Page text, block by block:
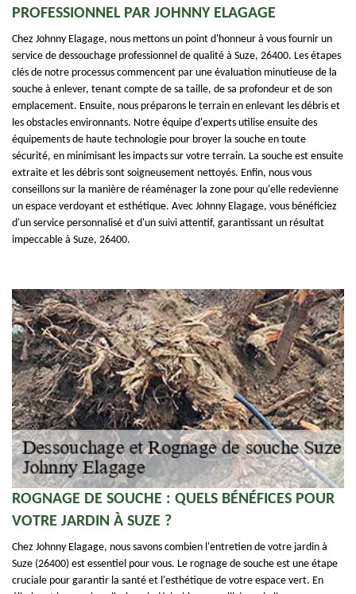
PROFESSIONNEL PAR JOHNNY ELAGAGE
Chez Johnny Elagage, nous mettons un point d'honneur à vous fournir un
service de dessouchage professionnel de qualité à Suze, 26400. Les étapes
clés de notre processus commencent par une évaluation minutieuse de la
souche à enlever, tenant compte de sa taille, de sa profondeur et de son
emplacement. Ensuite, nous préparons le terrain en enlevant les débris et
les obstacles environnants. Notre équipe d'experts utilise ensuite des
équipements de haute technologie pour broyer la souche en toute
sécurité, en minimisant les impacts sur votre terrain. La souche est ensuite
extraite et les débris sont soigneusement nettoyés. Enfin, nous vous
conseillons sur la manière de réaménager la zone pour qu'elle redevienne
un espace verdoyant et esthétique. Avec Johnny Elagage, vous bénéficiez
d'un service personnalisé et d'un suivi attentif, garantissant un résultat
impeccable à Suze, 26400.
ROGNAGE DE SOUCHE : QUELS BÉNÉFICES POUR
VOTRE JARDIN À SUZE ?
Chez Johnny Elagage, nous savons combien l'entretien de votre jardin à
Suze (26400) est essentiel pour vous. Le rognage de souche est une étape
cruciale pour garantir la santé et l'esthétique de votre espace vert. En